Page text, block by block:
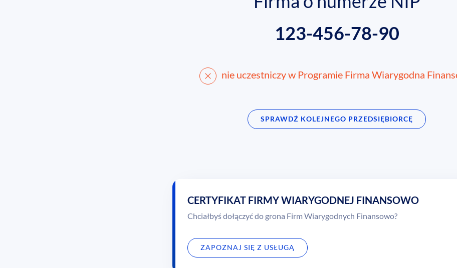
123-456-78-90
nie uczestniczy w Programie Firma Wiarygodna
SPRAWDŹ KOLEJNEGO PRZEDSIĘBIORCĘ
CERTYFIKAT FIRMY WIARYGODNEJ FINANSOWO
Chciałbyś dołączyć do grona Firm Wiarygodnych Finansowo?
ZAPOZNAJ SIĘ Z USŁUGĄ